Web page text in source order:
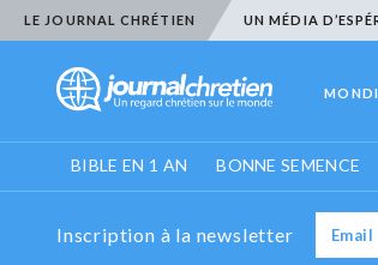
LE JOURNAL CHRÉTIEN UN MÉDIA
BIBLE EN 1 AN BONNE SEMENCE
Inscription à la newsletter